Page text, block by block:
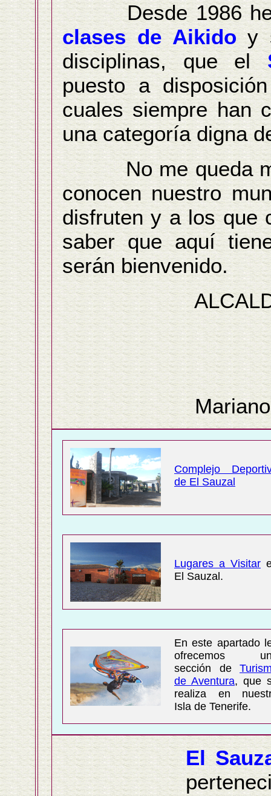
Desde 1986
clases de Aikido y
disciplinas, que el
puesto a
cuales siempre han
una categoría digna
No me queda
conocen nuestro
disfruten y a los que
saber que aquí
serán bienvenido.
ALCALDE
Mariano
Complejo
de El Sauzal
Lugares a Visitar
El Sauzal.
En este apartado
ofrecemos
sección de
de Aventura, que
realiza en
Isla de Tenerife.
El